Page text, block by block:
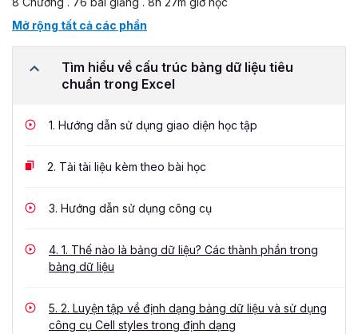
Mở rộng tất cả các phần
Tìm hiểu về cấu trúc bảng dữ liệu tiêu
chuẩn trong Excel
1. Hướng dẫn sử dụng giao diện học tập
2. Tải tài liệu kèm theo bài học
3. Hướng dẫn sử dụng công cụ
4. 1. Thế nào là bảng dữ liệu? Các thành phần trong
bảng dữ liệu
5. 2. Luyện tập về định dạng bảng dữ liệu và sử dụng
công cụ Cell styles trong định dạng